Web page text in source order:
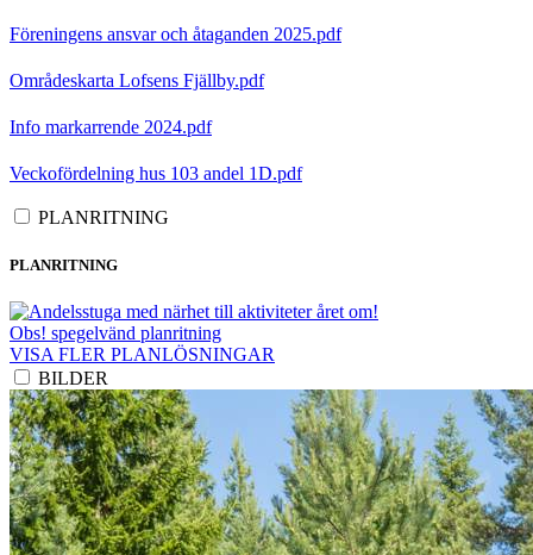
Föreningens ansvar och åtaganden 2025.pdf
Områdeskarta Lofsens Fjällby.pdf
Info markarrende 2024.pdf
Veckofördelning hus 103 andel 1D.pdf
PLANRITNING
PLANRITNING
Obs! spegelvänd planritning
VISA FLER PLANLÖSNINGAR
BILDER